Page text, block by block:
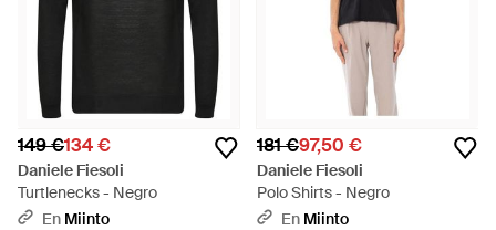
149 €134 €
Daniele Fiesoli
Turtlenecks - Negro
En Miinto
181 €97,50 €
Daniele Fiesoli
Polo Shirts - Negro
En Miinto